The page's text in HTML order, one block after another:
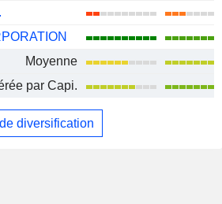
Moyenne
par Capi.
diversification